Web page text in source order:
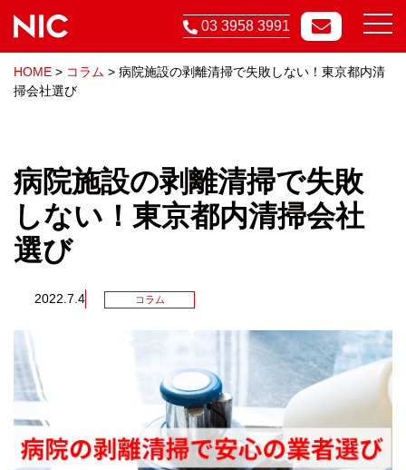
03 3958 3991
HOME > コラム > 病院施設の剥離清掃で失敗しない！東京都内清
掃会社選び
病院施設の剥離清掃で失敗
しない！東京都内清掃会社
選び
2022.7.4 コラム